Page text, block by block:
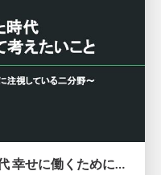
作るコストが小さくなった時代 幸せに働くために改めて考えたいこと 〜エンジニアとして価値を出し続けるために注視している二分野〜